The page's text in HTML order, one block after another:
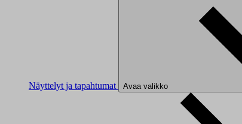
Näyttelyt ja tapahtumat Avaa valikko